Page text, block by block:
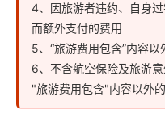
4、因旅游者违约、自身
而额外支付的费用
5、“旅游费用包含”内容以
6、不含航空保险及旅游
"旅游费用包含"内容以外的